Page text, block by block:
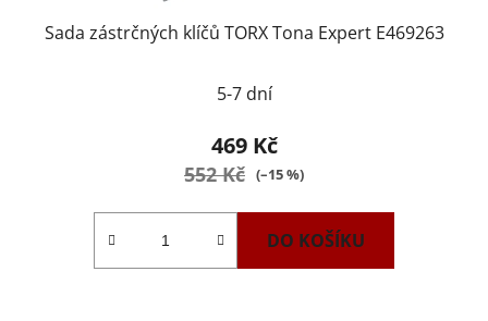
Sada zástrčných klíčů TORX Tona Expert E469263
5-7 dní
469 Kč
552 Kč (–15 %)
DO KOŠÍKU